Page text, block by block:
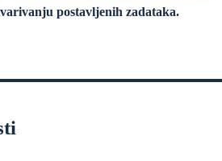
postavljenih zadataka.